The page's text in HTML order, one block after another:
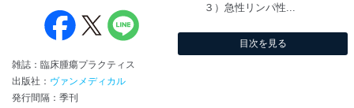
雑誌：臨床腫瘍プラクティス
出版社： ヴァンメディカル
発行間隔：季刊
３）急性リンパ性...
目次を見る